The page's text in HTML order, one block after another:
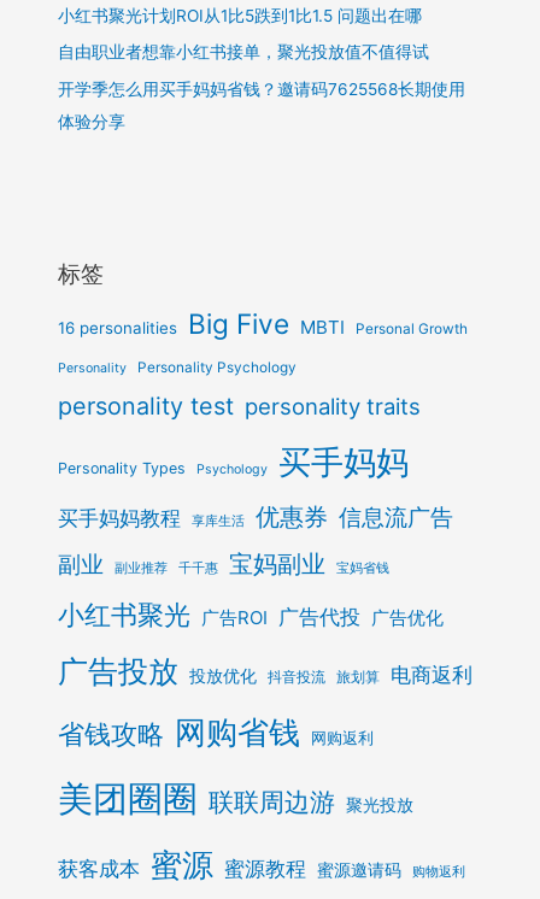
小红书聚光计划ROI从1比5跌到1比1.5 问题出在哪
自由职业者想靠小红书接单，聚光投放值不值得试
开学季怎么用买手妈妈省钱？邀请码7625568长期使用
体验分享
标签
16 personalities Big Five MBTI Personal Growth
Personality Personality Psychology
personality test personality traits
Personality Types Psychology 买手妈妈
买手妈妈教程 享库生活 优惠券 信息流广告
副业
副业推荐 千千惠 宝妈副业 宝妈省钱
小红书聚光 广告ROI 广告代投 广告优化
广告投放 投放优化 抖音投流 旅划算 电商返利
省钱攻略 网购省钱 网购返利
美团圈圈 联联周边游 聚光投放
获客成本 蜜源 蜜源教程 蜜源邀请码 购物返利